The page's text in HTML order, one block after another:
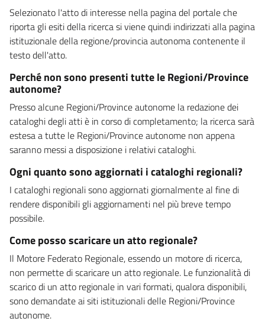
Selezionato l'atto di interesse nella pagina del portale che
riporta gli esiti della ricerca si viene quindi indirizzati alla pagina
istituzionale della regione/provincia autonoma contenente il
testo dell'atto.
Perché non sono presenti tutte le Regioni/Province
autonome?
Presso alcune Regioni/Province autonome la redazione dei
cataloghi degli atti è in corso di completamento; la ricerca sarà
estesa a tutte le Regioni/Province autonome non appena
saranno messi a disposizione i relativi cataloghi.
Ogni quanto sono aggiornati i cataloghi regionali?
I cataloghi regionali sono aggiornati giornalmente al fine di
rendere disponibili gli aggiornamenti nel più breve tempo
possibile.
Come posso scaricare un atto regionale?
Il Motore Federato Regionale, essendo un motore di ricerca,
non permette di scaricare un atto regionale. Le funzionalità di
scarico di un atto regionale in vari formati, qualora disponibili,
sono demandate ai siti istituzionali delle Regioni/Province
autonome.